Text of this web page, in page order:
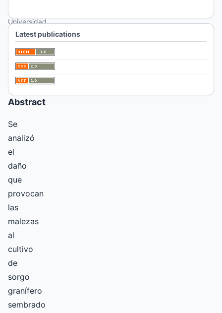
Universidad
Nacional de
Facultad de
Agronomía
Abstract
Se
analizó
el
daño
que
provocan
las
malezas
al
cultivo
de
sorgo
granífero
sembrado
Latest publications